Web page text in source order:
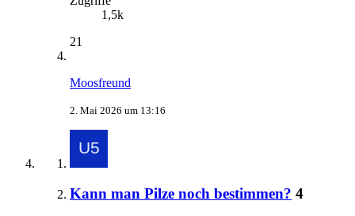
1,5k
21
Moosfreund
2. Mai 2026 um 13:16
Kann man Pilze noch bestimmen? 4